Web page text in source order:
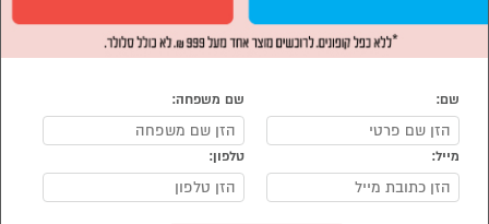
מהנמכרים ביותר
סמן להשוואה
סמן להשוואה
שם: שם משפחה:
מייל: טלפון: